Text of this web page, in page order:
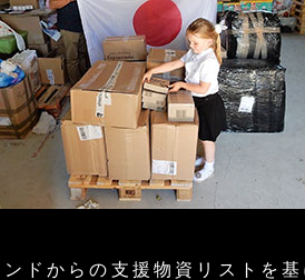
ンドからの支援物資リストを